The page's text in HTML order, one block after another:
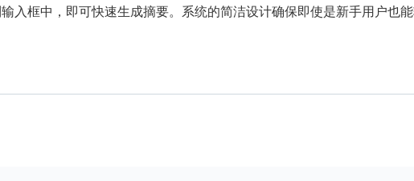
入框中，即可快速生成摘要。系统的简洁设计确保即使是新手用户也